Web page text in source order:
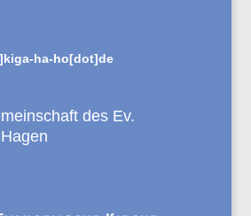
ha-ho[dot]de
des Ev.